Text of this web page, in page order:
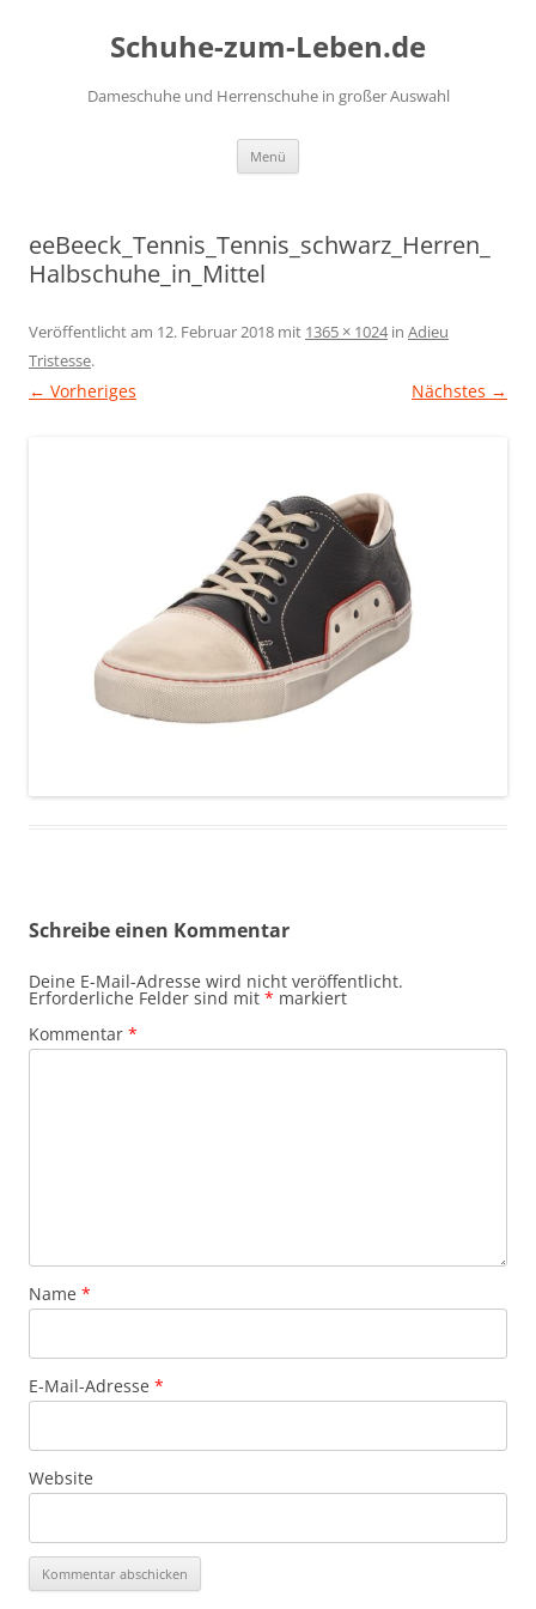
Schuhe-zum-Leben.de
Dameschuhe und Herrenschuhe in großer Auswahl
Menü
eeBeeck_Tennis_Tennis_schwarz_Herren_
Halbschuhe_in_Mittel
Veröffentlicht am 12. Februar 2018 mit 1365 × 1024in Adieu
Tristesse.
← Vorheriges Nächstes →
Schreibe einen Kommentar
Deine E-Mail-Adresse wird nicht veröffentlicht.
Erforderliche Felder sind mit * markiert
Kommentar *
Name *
E-Mail-Adresse *
Website